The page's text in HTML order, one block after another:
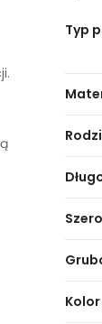
Typ
Kolor